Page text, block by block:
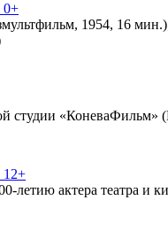
0+
1954, 16
студии «КоневаФильм»
12+
летию актера театра и